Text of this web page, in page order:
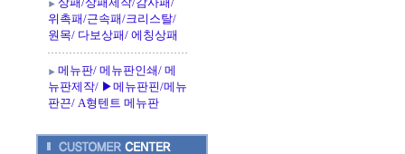
위촉패/근속패/크리스탈/
원목/ 다보상패/ 에칭상패
메뉴판/ 메뉴판인쇄/ 메
뉴판제작/ ▶메뉴판핀/메뉴
판끈/ A형텐트 메뉴판